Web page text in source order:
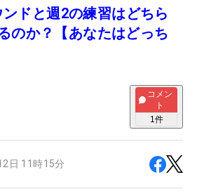
ドと週2の練習はどちら
のか？【あなたはどっち
コメン
ト
1件
日 11時15分